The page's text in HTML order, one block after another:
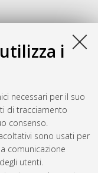
i
necessari per il suo
di tracciamento
consenso.
sono usati per
comunicazione
utenti.
of Civil
[Laurea
di Studio in
, Documento ad